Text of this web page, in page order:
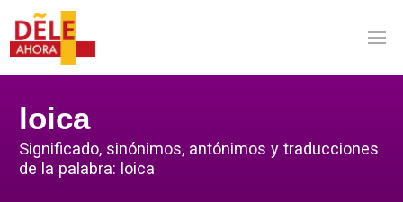
loica
Significado, sinónimos, antónimos y traducciones
de la palabra: loica